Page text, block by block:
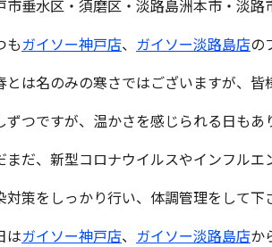
市垂水区・須磨区・淡路島洲本市・淡
もガイソー神戸店、 ガイソー淡路島店の
とは名のみの寒さではございますが、皆
ずつですが、温かさを感じられる日も
まだ、新型コロナウイルスやインフルエ
対策をしっかり行い、体調管理をして下
はガイソー神戸店、 ガイソー淡路島店か